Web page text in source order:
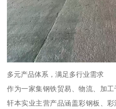
多元产品体系，满足多行业需求
作为一家集钢铁贸易、物流、加
轩本实业主营产品涵盖彩钢板、